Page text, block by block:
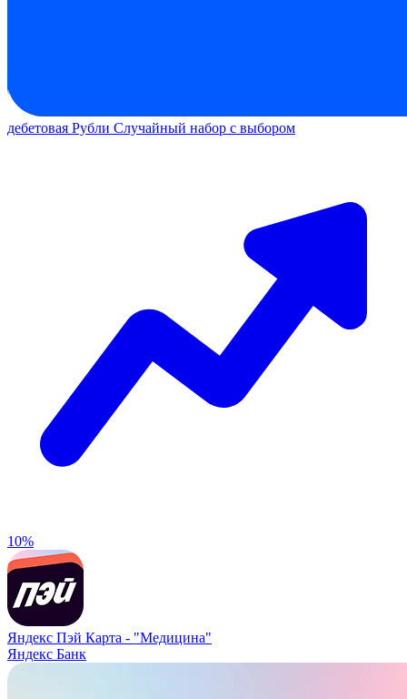
дебетовая Рубли Случайный набор с выбором
10%
Яндекс Пэй Карта - "Медицина"
Яндекс Банк